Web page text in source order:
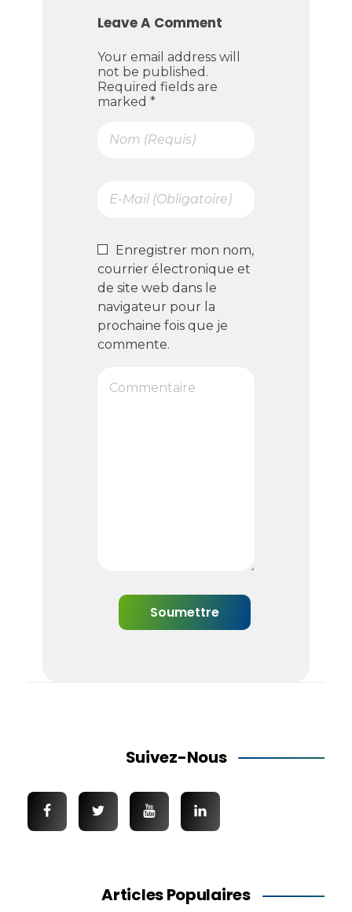
Leave A Comment
Your email address will
not be published.
Required fields are
marked *
Enregistrer mon nom,
courrier électronique et
de site web dans le
navigateur pour la
prochaine fois que je
commente.
Suivez-Nous
Articles Populaires